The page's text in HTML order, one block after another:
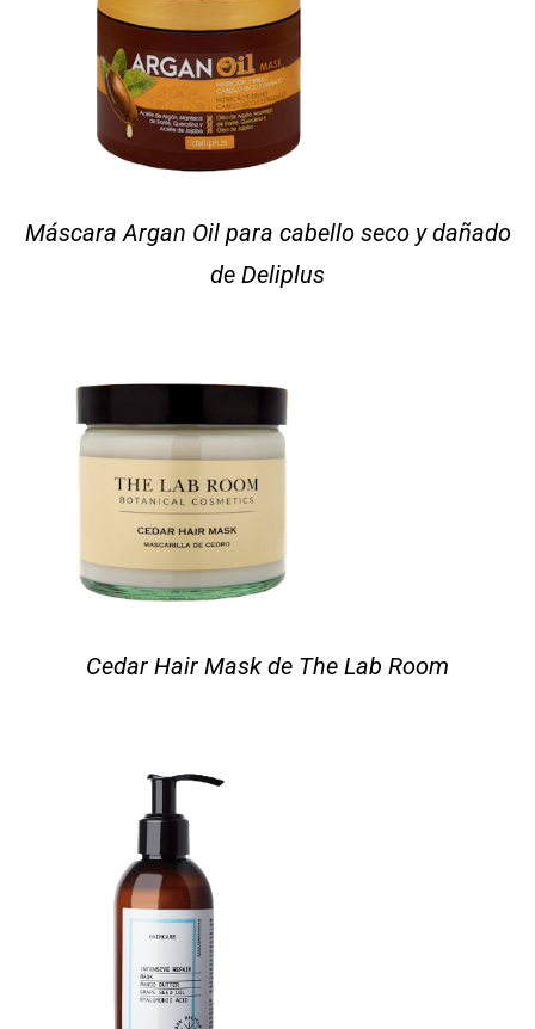
Máscara Argan Oil para cabello seco y dañado
de Deliplus
Cedar Hair Mask de The Lab Room